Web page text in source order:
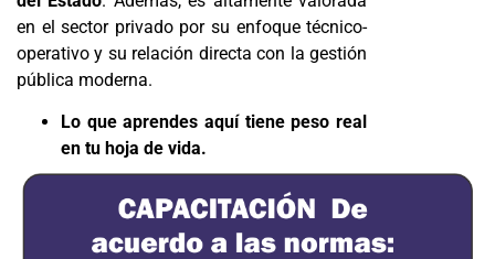
en el sector privado por su enfoque técnico-
operativo y su relación directa con la gestión
pública moderna.
Lo que aprendes aquí tiene peso real
en tu hoja de vida.